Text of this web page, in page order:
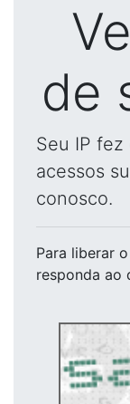
de
Seu IP
acessos
conosco.
Para liberar
responda ao